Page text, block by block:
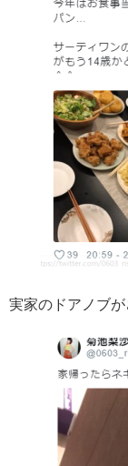
実家のドアノブが